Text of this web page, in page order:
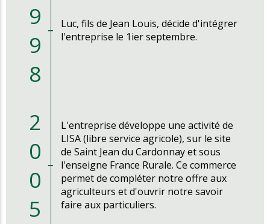
9
9
8
Luc, fils de Jean Louis, décide d'intégrer
l'entreprise le 1ier septembre.
2
0
0
5
L'entreprise développe une activité de
LISA (libre service agricole), sur le site
de Saint Jean du Cardonnay et sous
l'enseigne France Rurale. Ce commerce
permet de compléter notre offre aux
agriculteurs et d'ouvrir notre savoir
faire aux particuliers.